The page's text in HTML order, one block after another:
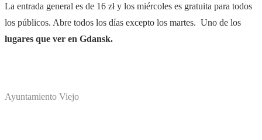
La entrada general es de 16 zły los miércoles es gratuita para todos
los públicos. Abre todos los días excepto los martes. Uno de los
lugares que ver en Gdansk.
Ayuntamiento Viejo